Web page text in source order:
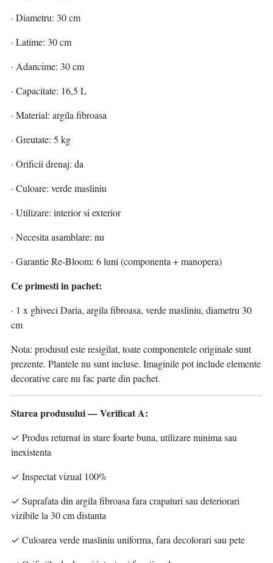
· Diametru: 30 cm
· Latime: 30 cm
· Adancime: 30 cm
· Capacitate: 16,5 L
· Material: argila fibroasa
· Greutate: 5 kg
· Orificii drenaj: da
· Culoare: verde masliniu
· Utilizare: interior si exterior
· Necesita asamblare: nu
· Garantie Re-Bloom: 6 luni (componenta + manopera)
Ce primesti in pachet:
· 1 x ghiveci Daria, argila fibroasa, verde masliniu, diametru 30
cm
Nota: produsul este resigilat, toate componentele originale sunt
prezente. Plantele nu sunt incluse. Imaginile pot include elemente
decorative care nu fac parte din pachet.
Starea produsului — Verificat A:
✓ Produs returnat in stare foarte buna, utilizare minima sau
inexistenta
✓ Inspectat vizual 100%
✓ Suprafata din argila fibroasa fara crapaturi sau deteriorari
vizibile la 30 cm distanta
✓ Culoarea verde masliniu uniforma, fara decolorari sau pete